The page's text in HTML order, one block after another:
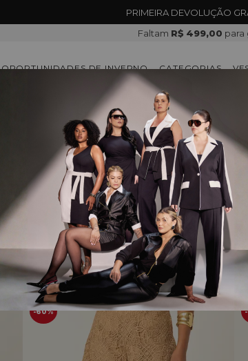
PRIMEIRA DEVOLUÇÃO
Faltam R$ 499,00 para
OPORTUNIDADES DE INVERNO CATEGORIAS
MARCA
60%
OUTLET